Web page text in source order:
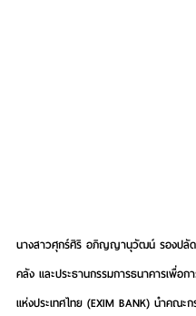
นางสาวศุกร์ศิริ อภิญญานุวัฒน์ รองปลัด
คลัง และประธานกรรมการธนาคารเพื่อก
แห่งประเทศไทย (EXIM BANK) นำคณะ